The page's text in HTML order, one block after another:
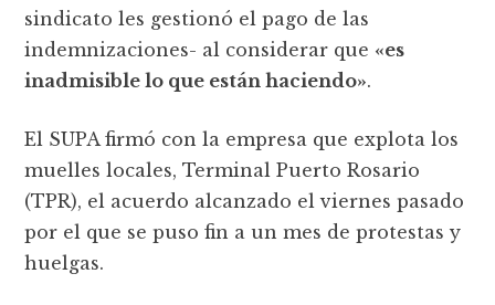
sindicato les gestionó el pago de las
indemnizaciones- al considerar que «es
inadmisible lo que están haciendo».
El SUPA firmó con la empresa que explota los
muelles locales, Terminal Puerto Rosario
(TPR), el acuerdo alcanzado el viernes pasado
por el que se puso fin a un mes de protestas y
huelgas.